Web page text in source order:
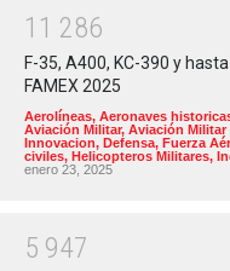
1 1 286
F-35, A400, KC-390 y
FAMEX 2025
Aerolíneas, Aeronaves
Aviación Militar, Aviación Militar
Innovacion, Defensa, Fuerza
civiles, Helicopteros Militares,
enero 23, 2025
5 947